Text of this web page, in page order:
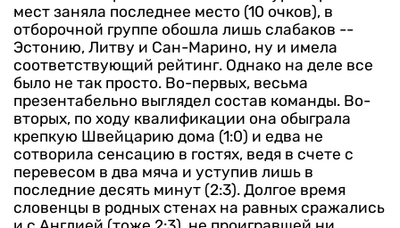
мест заняла последнее место (10 очков), в
отборочной группе обошла лишь слабаков --
Эстонию, Литву и Сан-Марино, ну и имела
соответствующий рейтинг. Однако на деле все
было не так просто. Во-первых, весьма
презентабельно выглядел состав команды. Во-
вторых, по ходу квалификации она обыграла
крепкую Швейцарию дома (1:0) и едва не
сотворила сенсацию в гостях, ведя в счете с
перевесом в два мяча и уступив лишь в
последние десять минут (2:3). Долгое время
словенцы в родных стенах на равных сражались